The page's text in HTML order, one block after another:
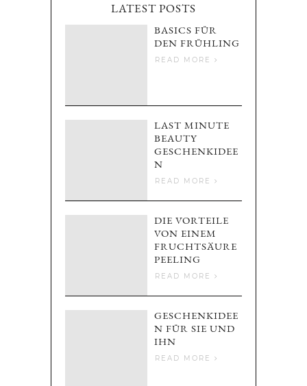
LATEST POSTS
BASICS FÜR
DEN FRÜHLING
READ MORE
LAST MINUTE
BEAUTY
GESCHENKIDEE
N
READ MORE
DIE VORTEILE
VON EINEM
FRUCHTSÄURE
PEELING
READ MORE
GESCHENKIDEE
N FÜR SIE UND
IHN
READ MORE